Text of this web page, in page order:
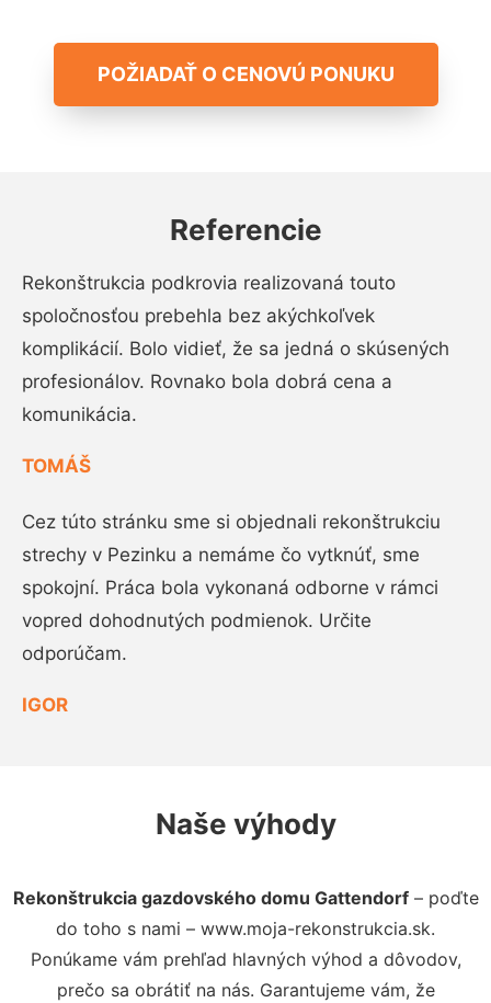
POŽIADAŤ O CENOVÚ PONUKU
Referencie
Rekonštrukcia podkrovia realizovaná touto
spoločnosťou prebehla bez akýchkoľvek
komplikácií. Bolo vidieť, že sa jedná o skúsených
profesionálov. Rovnako bola dobrá cena a
komunikácia.
TOMÁŠ
Cez túto stránku sme si objednali rekonštrukciu
strechy v Pezinku a nemáme čo vytknúť, sme
spokojní. Práca bola vykonaná odborne v rámci
vopred dohodnutých podmienok. Určite
odporúčam.
IGOR
Naše výhody
Rekonštrukcia gazdovského domu Gattendorf– poďte
do toho s nami – www.moja-rekonstrukcia.sk.
Ponúkame vám prehľad hlavných výhod a dôvodov,
prečo sa obrátiť na nás. Garantujeme vám, že